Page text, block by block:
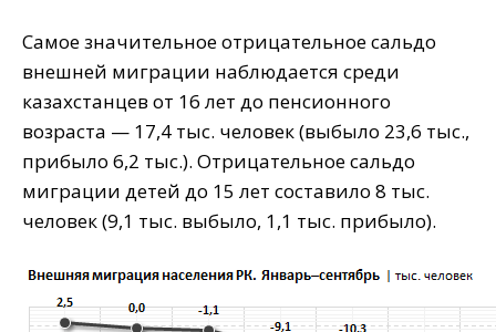
Самое значительное отрицательное сальдо
внешней миграции наблюдается среди
казахстанцев от 16 лет до пенсионного
возраста — 17,4 тыс. человек (выбыло 23,6 тыс.,
прибыло 6,2 тыс.). Отрицательное сальдо
миграции детей до 15 лет составило 8 тыс.
человек (9,1 тыс. выбыло, 1,1 тыс. прибыло).